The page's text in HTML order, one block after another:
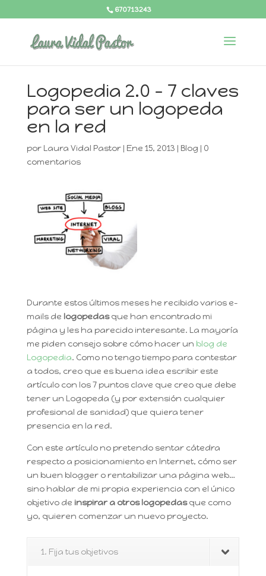
670713243
Logopedia 2.0 - 7 claves
para ser un logopeda
en la red
por Laura Vidal Pastor| Ene 15, 2013 | Blog | 0
comentarios
Durante estos últimos meses he recibido varios e-
mails de logopedasque han encontrado mi
página y les ha parecido interesante. La mayoría
me piden consejo sobre cómo hacer un blog de
Logopedia. Como no tengo tiempo para contestar
a todos, creo que es buena idea escribir este
artículo con los 7 puntos clave que creo que debe
tener un Logopeda (y por extensión cualquier
profesional de sanidad) que quiera tener
presencia en la red.
Con este artículo no pretendo sentar cátedra
respecto a posicionamiento en Internet, cómo ser
un buen blogger o rentabilizar una página web…
sino hablar de mi propia experiencia con el único
objetivo de inspirar a otros logopedasque como
yo, quieren comenzar un nuevo proyecto.
1. Fija tus objetivos